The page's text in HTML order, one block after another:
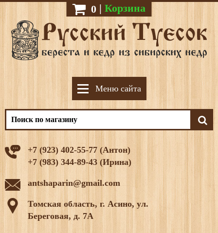
0 | Корзина
Меню сайта
+7 (923) 402-55-77 (Антон)
+7 (983) 344-89-43 (Ирина)
antshaparin@gmail.com
Томская область, г. Асино, ул.
Береговая, д. 7А